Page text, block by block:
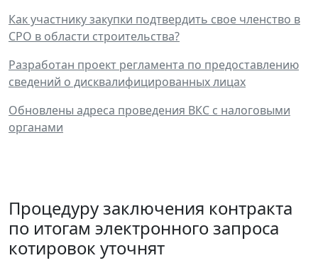
Как участнику закупки подтвердить свое членство в
СРО в области строительства?
Разработан проект регламента по предоставлению
сведений о дисквалифицированных лицах
Обновлены адреса проведения ВКС с налоговыми
органами
Процедуру заключения контракта
по итогам электронного запроса
котировок уточнят